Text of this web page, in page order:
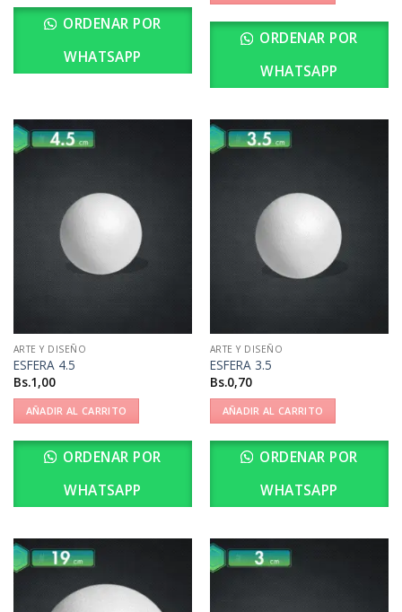
ORDENAR POR
WHATSAPP
ORDENAR POR
WHATSAPP
ARTE Y DISEÑO
ESFERA 4.5
Bs.1,00
AÑADIR AL CARRITO
ORDENAR POR
WHATSAPP
ARTE Y DISEÑO
ESFERA 3.5
Bs.0,70
AÑADIR AL CARRITO
ORDENAR POR
WHATSAPP